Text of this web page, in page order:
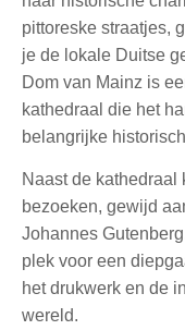
pittoreske straatjes,
je de lokale Duitse
Dom van Mainz is
kathedraal die het
belangrijke
Naast de kathedraal
bezoeken, gewijd
Johannes
plek voor een
het drukwerk en de
wereld.